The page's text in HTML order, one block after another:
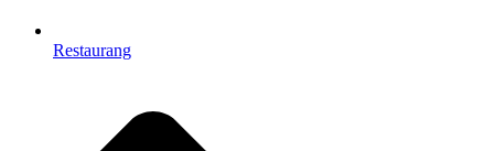
Restaurang